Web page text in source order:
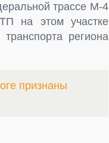
трассе М-4
на этом участке
региона
признаны